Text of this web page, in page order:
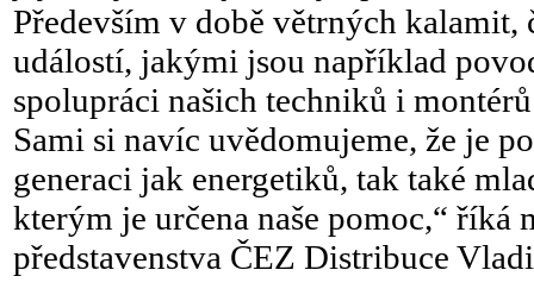
Především v době větrných
událostí, jakými jsou například
spolupráci našich techniků i
Sami si navíc uvědomujeme, že je
generaci jak energetiků, tak také
kterým je určena naše pomoc,“ říká
představenstva ČEZ Distribuce